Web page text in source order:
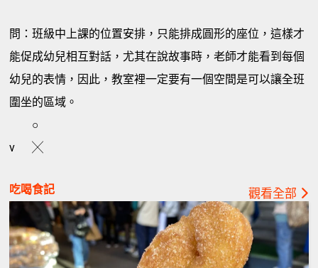
問：班級中上課的位置安排，只能排成圓形的座位，這樣才
能促成幼兒相互對話，尤其在說故事時，老師才能看到每個
幼兒的表情，因此，教室裡一定要有一個空間是可以讓全班
圍坐的區域。
○
v
╳
吃喝食記 觀看全部